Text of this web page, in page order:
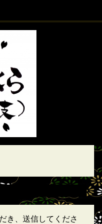
き、送信してくださ